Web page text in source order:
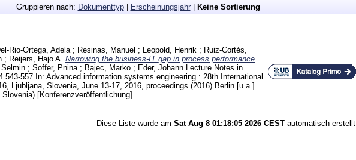
Gruppieren nach: Dokumenttyp| Erscheinungsjahr| Keine Sortierung
Rio-Ortega, Adela ; Resinas, Manuel ; Leopold, Henrik ; Ruiz-Cortés,
; Reijers, Hajo A. Narrowing the business-IT gap in process performance
Selmin ; Soffer, Pnina ; Bajec, Marko ; Eder, Johann Lecture Notes in
543-557 In: Advanced information systems engineering : 28th International
Ljubljana, Slovenia, June 13-17, 2016, proceedings (2016) Berlin [u.a.]
Slovenia) [Konferenzveröffentlichung]
Diese Liste wurde am Sat Aug 8 01:18:05 2026 CEST automatisch erstellt.